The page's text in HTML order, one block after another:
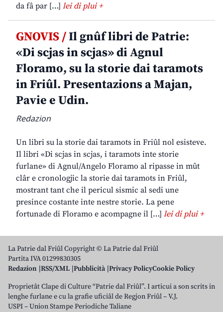
da fâ par […] lei di plui +
GNOVIS /Il gnûf libri de Patrie:
«Di scjas in scjas» di Agnul
Floramo, su la storie dai taramots
in Friûl. Presentazions a Majan,
Pavie e Udin.
Redazion
Un libri su la storie dai taramots in Friûl nol esisteve.
Il libri «Di scjas in scjas, i taramots inte storie
furlane» di Agnul/Angelo Floramo al ripasse in mût
clâr e cronologjic la storie dai taramots in Friûl,
mostrant tant che il pericul sismic al sedi une
presince costante inte nestre storie. La pene
fortunade di Floramo e acompagne il […] lei di plui +
La Patrie dal Friûl Copyright © La Patrie dal Friûl
Partita IVA 01299830305
Redazion RSS/XML Pubblicità Privacy PolicyCookie Policy
Proprietât Clape di Culture “Patrie dal Friûl”. I articui a son scrits in
lenghe furlane e cu la grafie uficiâl de Regjon Friûl – V.J.
USPI – Union Stampe Periodiche Taliane